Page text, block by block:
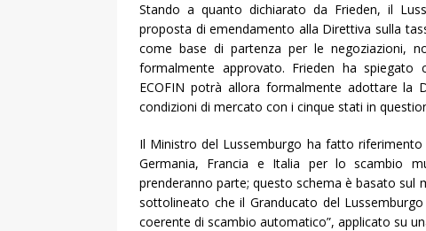
Stando a quanto dichiarato da Frieden, il
proposta di emendamento alla Direttiva sulla
come base di partenza per le negoziazioni,
formalmente approvato. Frieden ha spiegato
ECOFIN potrà allora formalmente adottare la
condizioni di mercato con i cinque stati in
Il Ministro del Lussemburgo ha fatto
Germania, Francia e Italia per lo scambio
prenderanno parte; questo schema è basato sul
sottolineato che il Granducato del
coerente di scambio automatico”, applicato su